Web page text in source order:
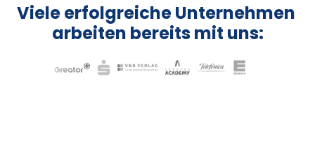
Viele erfolgreiche Unternehmen
arbeiten bereits mit uns: